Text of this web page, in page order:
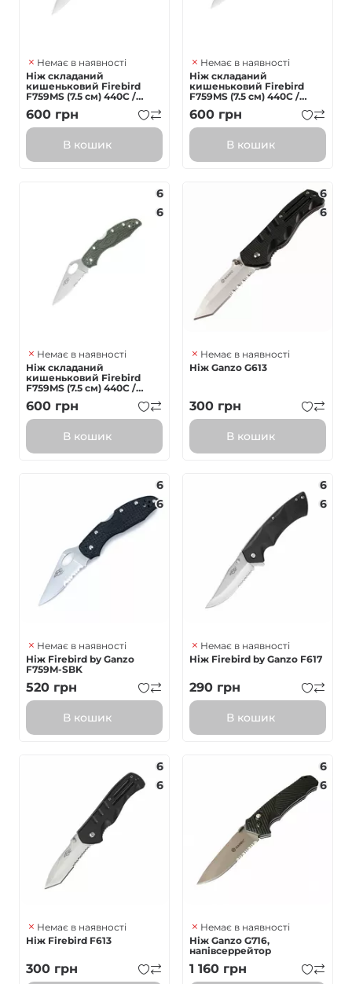
Немає в наявності
Ніж складаний
кишеньковий Firebird
F759MS (7.5 см) 440C /
Nylon glass fiber
помаранчевий
600 грн
В кошик
Немає в наявності
Ніж складаний
кишеньковий Firebird
F759MS (7.5 см) 440C /
Nylon glass fiber чорний
600 грн
В кошик
6
6
Немає в наявності
Ніж складаний
кишеньковий Firebird
F759MS (7.5 см) 440C /
Nylon glass fiber зелений
600 грн
В кошик
6
6
Немає в наявності
Ніж Ganzo G613
300 грн
В кошик
6
6
Немає в наявності
Ніж Firebird by Ganzo
F759M-SBK
520 грн
В кошик
6
6
Немає в наявності
Ніж Firebird by Ganzo F617
290 грн
В кошик
6
6
Немає в наявності
Ніж Firebird F613
300 грн
6
6
Немає в наявності
Ніж Ganzo G716,
напівсеррейтор
1 160 грн